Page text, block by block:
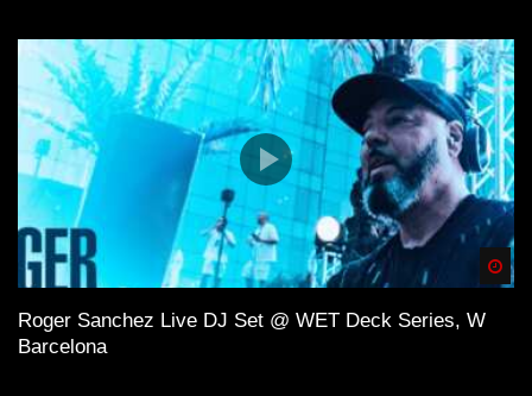
Roger Sanchez Live DJ Set @ WET Deck Series, W
Barcelona